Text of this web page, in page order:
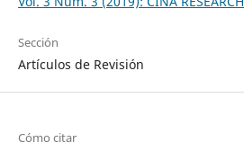
Sección
Artículos de Revisión
Cómo citar